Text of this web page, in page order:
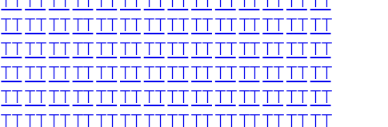
TTTTTTTTTTTTTTTTTTTTTTTTTTTT
TTTTTTTTTTTTTTTTTTTTTTTTTTTT
TTTTTTTTTTTTTTTTTTTTTTTTTTTT
TTTTTTTTTTTTTTTTTTTTTTTTTTTT
TTTTTTTTTTTTTTTTTTTTTTTTTTTT